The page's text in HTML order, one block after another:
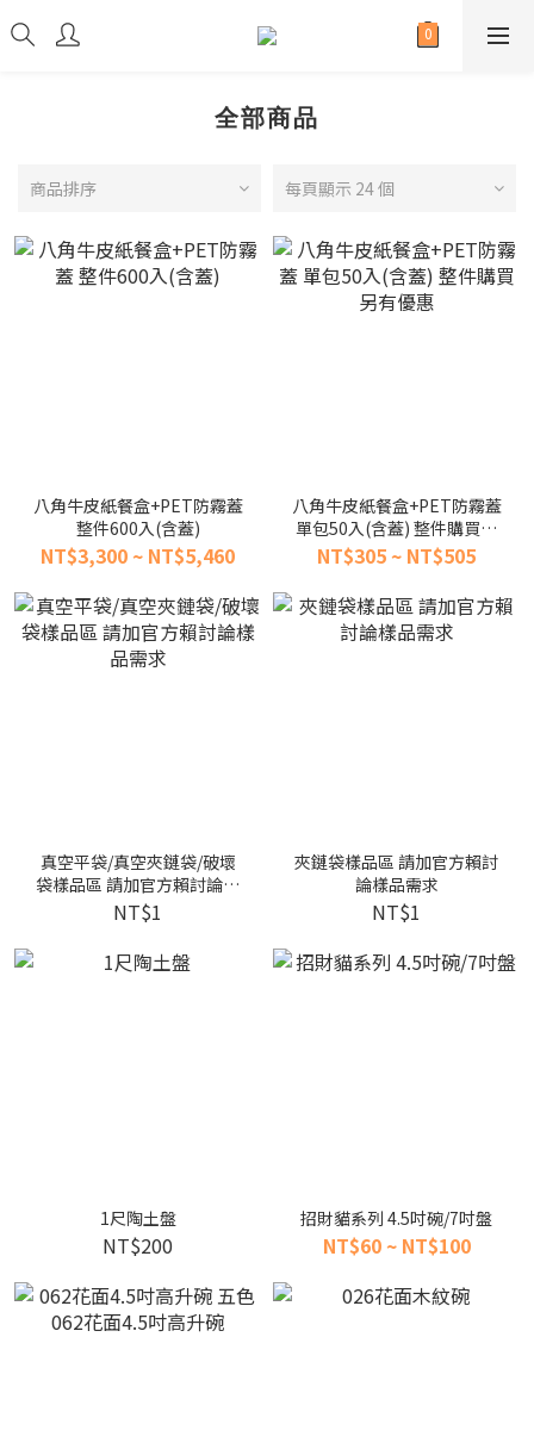
全部商品
商品排序 每頁顯示 24 個
八角牛皮紙餐盒+PET防霧蓋
整件600入(含蓋)
NT$3,300 ~ NT$5,460
八角牛皮紙餐盒+PET防霧蓋
單包50入(含蓋) 整件購買另
有優惠
NT$305 ~ NT$505
真空平袋/真空夾鏈袋/破壞
袋樣品區 請加官方賴討論樣
品需求
NT$1
夾鏈袋樣品區 請加官方賴討
論樣品需求
NT$1
1尺陶土盤
NT$200
招財貓系列 4.5吋碗/7吋盤
NT$60 ~ NT$100